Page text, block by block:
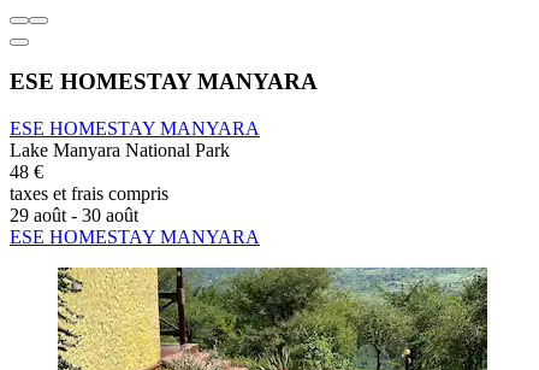
ESE HOMESTAY MANYARA
ESE HOMESTAY MANYARA
Lake Manyara National Park
48 €
taxes et frais compris
29 août - 30 août
ESE HOMESTAY MANYARA